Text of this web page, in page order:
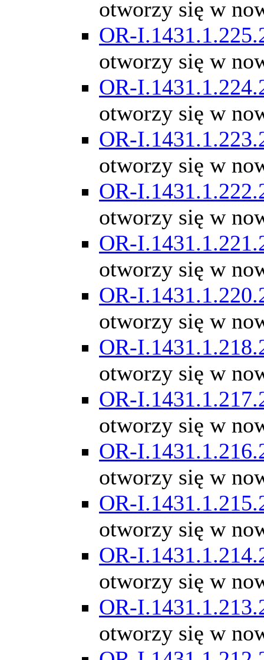
otworzy się w
OR-
otworzy się w
OR-
otworzy się w
OR-
otworzy się w
OR-
otworzy się w
OR-
otworzy się w
OR-
otworzy się w
OR-
otworzy się w
OR-
otworzy się w
OR-
otworzy się w
OR-
otworzy się w
OR-
otworzy się w
OR-
otworzy się w